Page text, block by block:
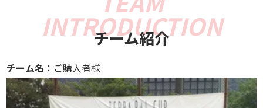
チーム紹介
チーム名 ：ご購入者様